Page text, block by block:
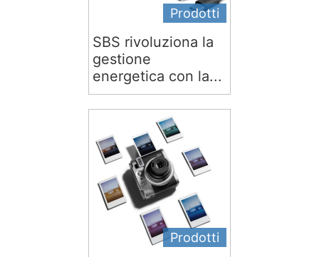
Prodotti
SBS rivoluziona la
gestione
energetica con la...
Prodotti